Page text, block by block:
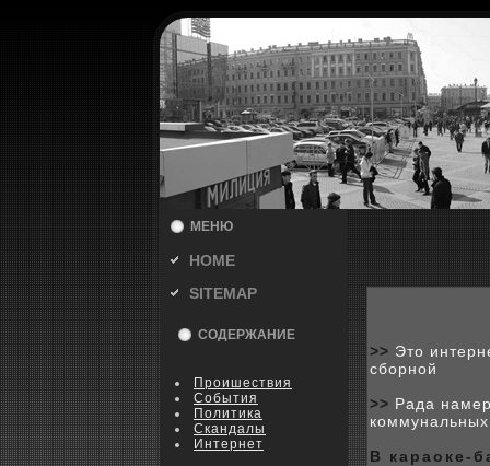
МЕНЮ
HOME
SITEMAP
СОДЕРЖАНИЕ
Пpoишествия
События
Политика
Скандалы
Интернет
>> Это
сборной
>> Рада
коммунальных
В караокe-